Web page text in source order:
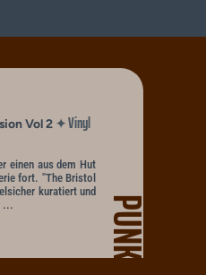
PUNK
Vol 2 ✦Vinyl
einen aus dem Hut
fort. "The Bristol
kuratiert und
...